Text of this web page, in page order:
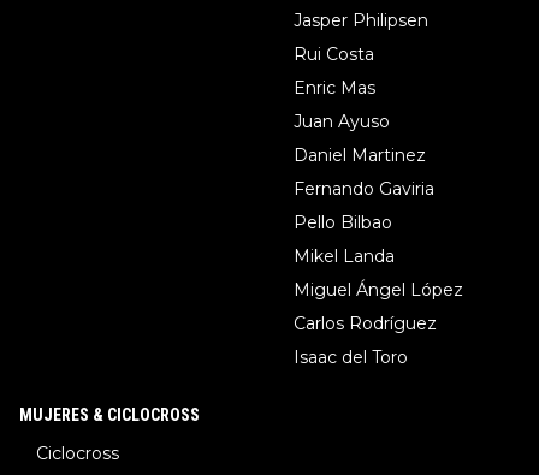
Jasper Philipsen
Rui Costa
Enric Mas
Juan Ayuso
Daniel Martinez
Fernando Gaviria
Pello Bilbao
Mikel Landa
Miguel Ángel López
Carlos Rodríguez
Isaac del Toro
MUJERES & CICLOCROSS
Ciclocross